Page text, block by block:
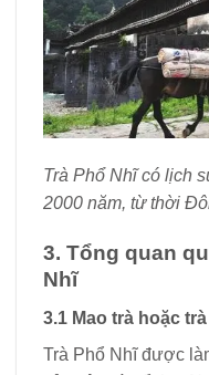
Trà Phổ Nhĩ có lịch
2000 năm, từ thời
3. Tổng quan
Nhĩ
3.1 Mao trà hoặc
Trà Phổ Nhĩ được